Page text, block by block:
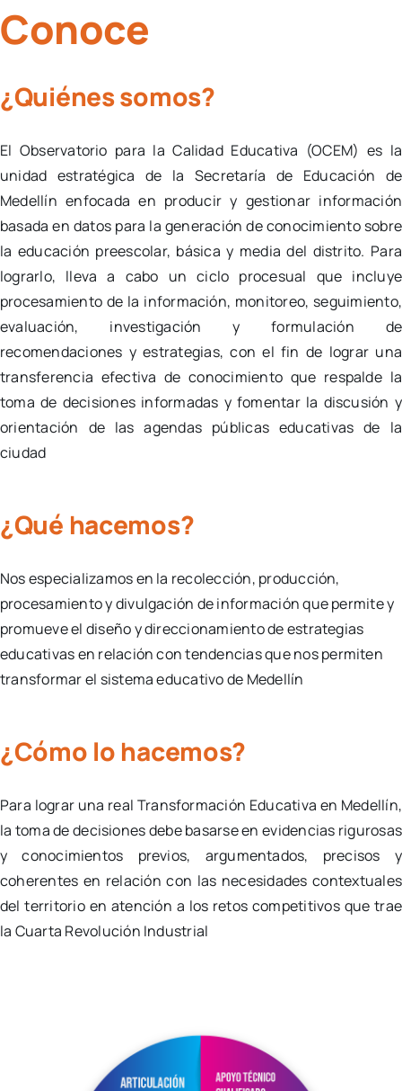
Conoce
¿Quiénes somos?
El Observatorio para la Calidad Educativa (OCEM) es la
unidad estratégica de la Secretaría de Educación de
Medellín enfocada en producir y gestionar información
basada en datos para la generación de conocimientosobre
la educación preescolar, básica y media del distrito. Para
lograrlo, lleva a cabo un ciclo procesual que incluye
procesamiento de la información, monitoreo, seguimiento,
evaluación, investigación y formulación de
recomendaciones y estrategias, con el fin de lograr una
transferencia efectiva de conocimiento que respalde la
toma de decisiones informadas y fomentar la discusión y
orientación de las agendas públicas educativas de la
ciudad
¿Qué hacemos?
Nos especializamos en la recolección, producción,
procesamiento y divulgación de información que permite y
promueve el diseño y direccionamiento de estrategias
educativas en relación con tendenciasque nos permiten
transformar el sistema educativo de Medellín
¿Cómo lo hacemos?
Para lograr una real Transformación Educativa en Medellín,
la toma de decisiones debe basarse en evidencias rigurosas
y conocimientos previos, argumentados, precisos y
coherentes en relación con las necesidades contextuales
del territorio en atención a los retos competitivos que trae
la Cuarta Revolución Industrial